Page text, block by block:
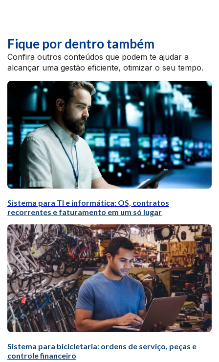
Fique por dentro também
Confira outros conteúdos que podem te ajudar a
alcançar uma gestão eficiente, otimizar o seu tempo.
Sistema para TI e informática: OS, contratos
recorrentes e faturamento em um só lugar
Sistema para bicicletaria: ordens de serviço, peças e
controle financeiro